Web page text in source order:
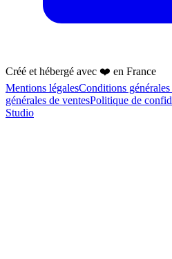
Créé et hébergé avec ❤️ en France
Mentions légalesConditions
générales de ventesPolitique de
Studio